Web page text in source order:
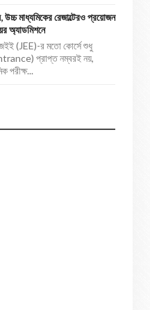
মাধ্যমিকের রেজাল্টেরও প্রয়োজন
অ্যাডমিশনে
(JEE)-র মতো কোর্সে শুধু
প্রাপ্ত নম্বরই নয়,
পরীক্ষ...